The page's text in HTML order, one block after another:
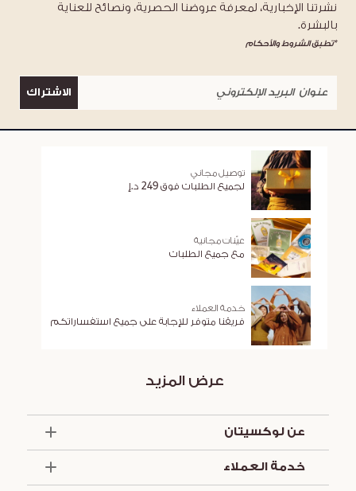
نشرتنا الإخبارية، لمعرفة عروضنا الحصرية، ونصائح للعناية
بالبشرة.
*تطبق الشروط والأحكام
الاشتراك
توصيل مجاني
لجميع الطلبات فوق 249 د.إ
عيّنات مجانية
مع جميع الطلبات
خدمة العملاء
فريقنا متوفر للإجابة على جميع استفساراتكم
عرض المزيد
عن لوكسيتان
خدمة العملاء